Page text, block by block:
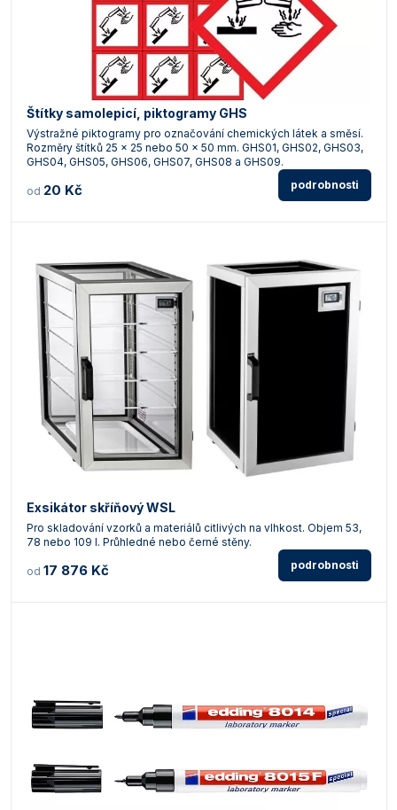
Štítky samolepicí, piktogramy GHS
Výstražné piktogramy pro označování chemických látek a směsí.
Rozměry štítků 25 x 25 nebo 50 x 50 mm. GHS01, GHS02, GHS03,
GHS04, GHS05, GHS06, GHS07, GHS08 a GHS09.
od 20 Kč podrobnosti
Exsikátor skříňový WSL
Pro skladování vzorků a materiálů citlivých na vlhkost. Objem 53,
78 nebo 109 l. Průhledné nebo černé stěny.
od 17 876 Kč podrobnosti